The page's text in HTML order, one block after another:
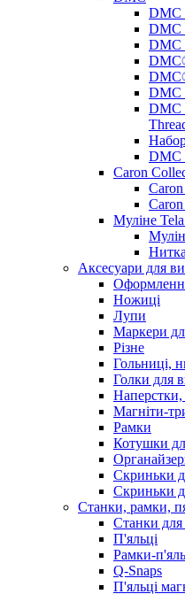
DMC
DMC
DMC
DMC
DMC
DMC
Caron
Муліне
Аксесуари для
Ножиці
Лупи
Маркери
Різне
Гольниці,
Голки для
Наперстки,
Магніти-
Рамки
Котушки
Скриньки
Скриньки
Станки, рамки,
Станки
П'яльці
Рамки-
Q-Snaps
П'яльці